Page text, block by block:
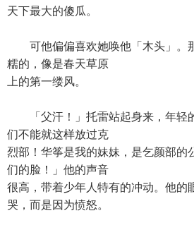
天下最大的傻瓜。
可他偏偏喜欢她唤他「木头」。
糯的，像是春天草原
上的第一缕风。
「父汗！」托雷站起身来，年轻
们不能就这样放过克
烈部！华筝是我的妹妹，是乞颜部的
们的脸！」他的声音
很高，带着少年人特有的冲动。他的
哭，而是因为愤怒。